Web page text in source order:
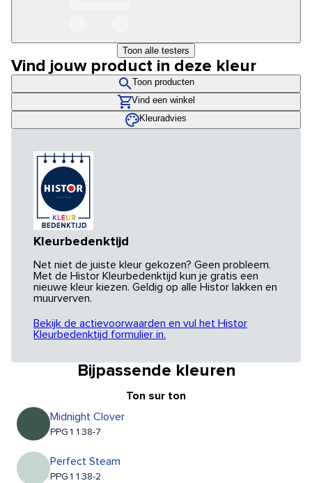
Toon alle testers
Vind jouw product in deze kleur
Toon producten
Vind een winkel
Kleuradvies
Kleurbedenktijd
Net niet de juiste kleur gekozen? Geen probleem.
Met de Histor Kleurbedenktijd kun je gratis een
nieuwe kleur kiezen. Geldig op alle Histor lakken en
muurverven.
Bekijk de actievoorwaarden en vul het Histor
Kleurbedenktijd formulier in.
Bijpassende kleuren
Ton sur ton
Midnight Clover
PPG1138-7
Perfect Steam
PPG1138-2